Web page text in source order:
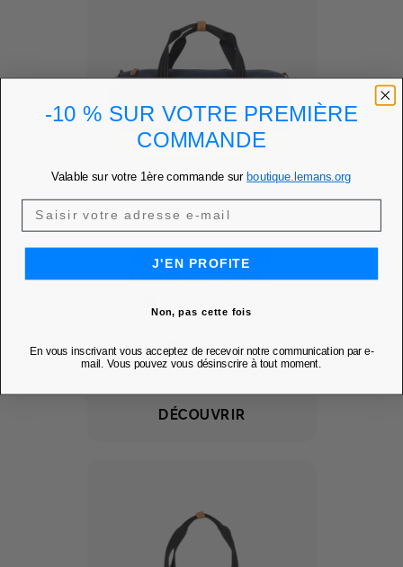
SAC POLOCHON
LÉGENDE - 24H...
Prix
70,00 €
PRIX MEMBRE 59,50 €
DÉCOUVRIR
-10 % SUR VOTRE PREMIÈRE
COMMANDE
Valable sur votre 1ère commande sur boutique.lemans.org
J'EN PROFITE
Non, pas cette fois
En vous inscrivant vous acceptez de recevoir notre communication par e-
mail. Vous pouvez vous désinscrire à tout moment.